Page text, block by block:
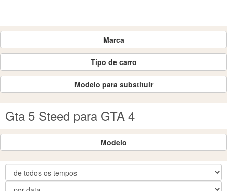
Marca
Tipo de carro
Modelo para substituir
Gta 5 Steed para GTA 4
Modelo